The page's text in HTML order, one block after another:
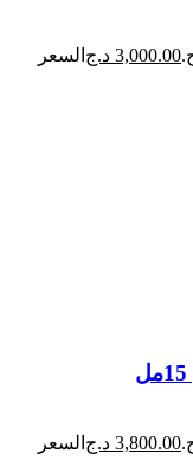
3,000.00 د.ج السعر
3,800.00 د.ج السعر